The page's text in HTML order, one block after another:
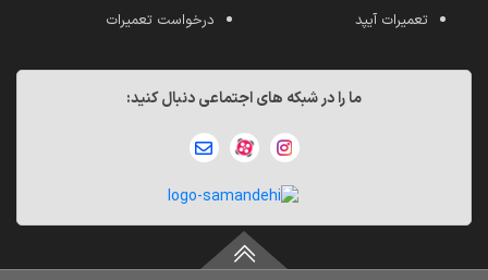
تعمیرات آیپد
درخواست تعمیرات
ما را در شبکه های اجتماعی دنبال کنید: